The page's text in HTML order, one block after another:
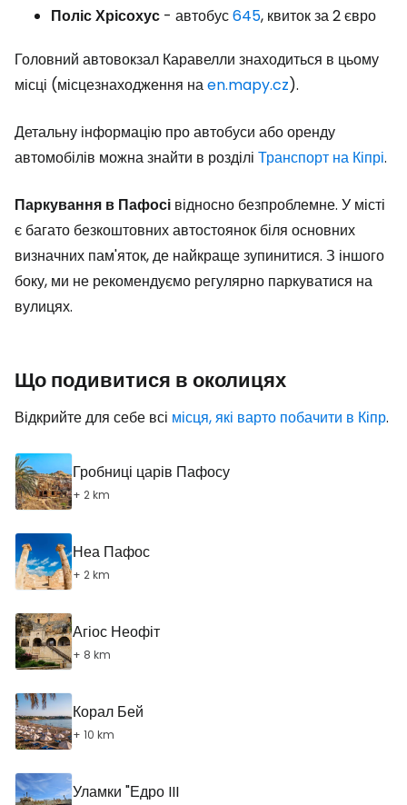
ПолісХрісохус - автобус645, квиток за 2 євро
Головний автовокзал Каравелли знаходиться в цьому
місці (місцезнаходження наen.mapy.cz).
Детальну інформацію про автобуси або оренду
автомобілів можна знайти в розділі Транспорт на Кіпрі.
Паркування в Пафосі відносно безпроблемне. У місті
є багато безкоштовних автостоянок біля основних
визначних пам'яток, де найкраще зупинитися. З іншого
боку, ми не рекомендуємо регулярно паркуватися на
вулицях.
Що подивитися в околицях
Відкрийте для себе всі місця, які варто побачити в Кіпр.
Гробниці царів Пафосу
+ 2 km
Неа Пафос
+ 2 km
Агіос Неофіт
+ 8 km
Корал Бей
+ 10 km
Уламки "Едро III